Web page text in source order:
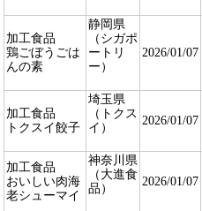
加工食品
鶏ごぼうごは
んの素
静岡県
（シガポ
ートリ
ー）
2026/01/07
加工食品
トクスイ餃子
埼玉県
（トクス
イ）
2026/01/07
加工食品
おいしい肉海
老シューマイ
神奈川県
（大進食
品）
2026/01/07